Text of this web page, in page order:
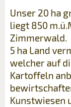
Unser 20 ha
liegt 850
Zimmerwald.
5 ha Land
welcher auf
Kartoffeln
Kunstwiesen